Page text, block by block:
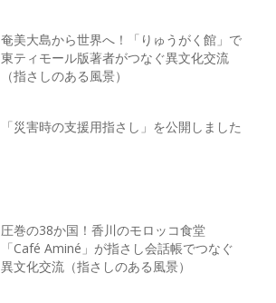
奄美大島から世界へ！「りゅうがく館」で
東ティモール版著者がつなぐ異文化交流
（指さしのある風景）
「災害時の支援用指さし」を公開しました
圧巻の38か国！香川のモロッコ食堂
「Café Aminé」が指さし会話帳でつなぐ
異文化交流（指さしのある風景）